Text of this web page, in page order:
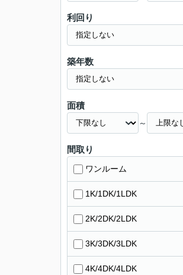
利回り
築年数
面積
～
間取り
ワンルーム
1K/1DK/1LDK
2K/2DK/2LDK
3K/3DK/3LDK
4K/4DK/4LDK